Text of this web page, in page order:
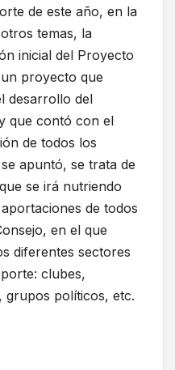
de este año, en la
temas, la
inicial del Proyecto
proyecto que
desarrollo del
que contó con el
de todos los
apuntó, se trata de
se irá nutriendo
de todos
en el que
diferentes sectores
clubes,
grupos políticos, etc.